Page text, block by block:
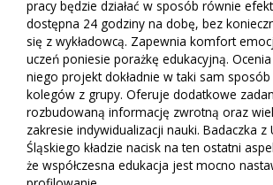
pracy będzie działać w sposób równie
dostępna 24 godziny na dobę, bez
się z wykładowcą. Zapewnia komfort
uczeń poniesie porażkę edukacyjną.
niego projekt dokładnie w taki sam sposób
kolegów z grupy. Oferuje dodatkowe
rozbudowaną informację zwrotną oraz
zakresie indywidualizacji nauki. Badaczka z
Śląskiego kładzie nacisk na ten ostatni
że współczesna edukacja jest mocno